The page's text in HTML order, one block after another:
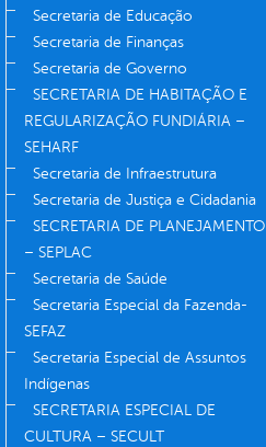
Secretaria de Educação
Secretaria de Finanças
Secretaria de Governo
SECRETARIA DE HABITAÇÃO E
REGULARIZAÇÃO FUNDIÁRIA –
SEHARF
Secretaria de Infraestrutura
Secretaria de Justiça e Cidadania
SECRETARIA DE PLANEJAMENTO
– SEPLAC
Secretaria de Saúde
Secretaria Especial da Fazenda-
SEFAZ
Secretaria Especial de Assuntos
Indígenas
SECRETARIA ESPECIAL DE
CULTURA – SECULT